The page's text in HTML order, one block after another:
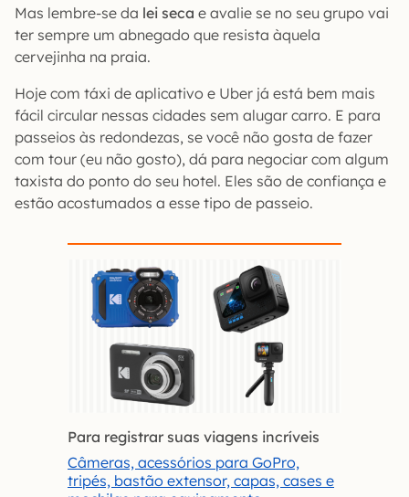
Mas lembre-se da lei seca e avalie se no seu grupo vai
ter sempre um abnegado que resista àquela
cervejinha na praia.
Hoje com táxi de aplicativo e Uber já está bem mais
fácil circular nessas cidades sem alugar carro. E para
passeios às redondezas, se você não gosta de fazer
com tour (eu não gosto), dá para negociar com algum
taxista do ponto do seu hotel. Eles são de confiança e
estão acostumados a esse tipo de passeio.
Para registrar suas viagens incríveis
Câmeras, acessórios para GoPro,
tripés, bastão extensor, capas, cases e